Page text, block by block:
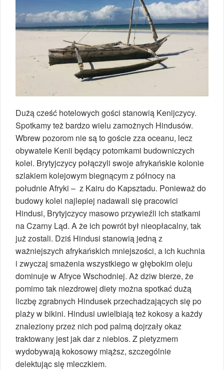
Dużą cześć hotelowych gości stanowią Kenijczycy.
Spotkamy też bardzo wielu zamożnych Hindusów.
Wbrew pozorom nie są to goście zza oceanu, lecz
obywatele Kenii będący potomkami budowniczych
kolei. Brytyjczycy połączyli swoje afrykańskie kolonie
szlakiem kolejowym biegnącym z północy na
południe Afryki – z Kairu do Kapsztadu. Ponieważ do
budowy kolei najlepiej nadawali się pracowici
Hindusi, Brytyjczycy masowo przywieźli ich statkami
na Czarny Ląd. A że ich powrót był nieopłacalny, tak
już zostali. Dziś Hindusi stanowią jedną z
ważniejszych afrykańskich mniejszości, a ich kuchnia
i zwyczaj smażenia wszystkiego w głębokim oleju
dominuje w Afryce Wschodniej. Aż dziw bierze, że
pomimo tak niezdrowej diety można spotkać dużą
liczbę zgrabnych Hindusek przechadzających się po
plaży w bikini. Hindusi uwielbiają też kokosy a każdy
znaleziony przez nich pod palmą dojrzały okaz
traktowany jest jak dar z niebios. Z pietyzmem
wydobywają kokosowy miąższ, szczególnie
delektując się mleczkiem.